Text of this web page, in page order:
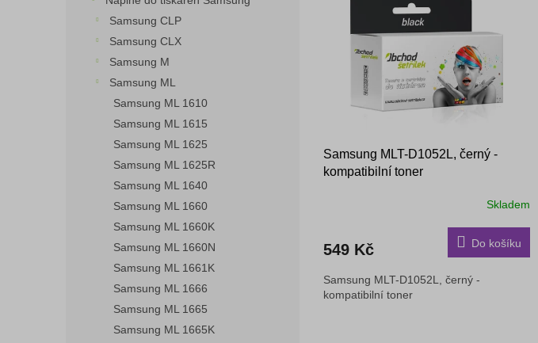
Samsung CLP
Samsung CLX
Samsung M
Samsung ML
Samsung ML 1610
Samsung ML 1615
Samsung ML 1625
Samsung ML 1625R
Samsung ML 1640
Samsung ML 1660
Samsung ML 1660K
Samsung ML 1660N
Samsung ML 1661K
Samsung ML 1666
Samsung ML 1665
Samsung ML 1665K
Samsung MLT-D1052L, černý -
kompatibilní toner
Skladem
549 Kč Do košíku
Samsung MLT-D1052L, černý -
kompatibilní toner